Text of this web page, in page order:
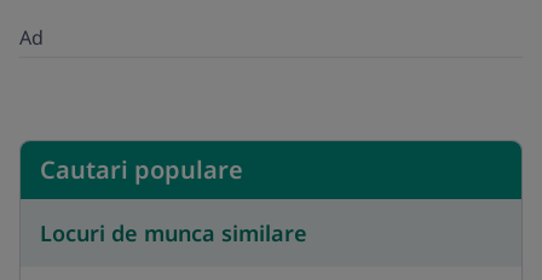
Ad
Cautari populare
Locuri de munca similare